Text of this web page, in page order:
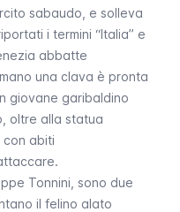
sabaudo, e solleva
i termini “Italia” e
abbatte
una clava è pronta
giovane garibaldino
oltre alla statua
con abiti
Tonnini, sono due
il felino alato